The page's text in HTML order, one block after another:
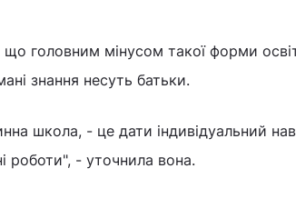
головним мінусом такої форми
знання несуть батьки.
школа, - це дати індивідуальний
роботи", - уточнила вона.